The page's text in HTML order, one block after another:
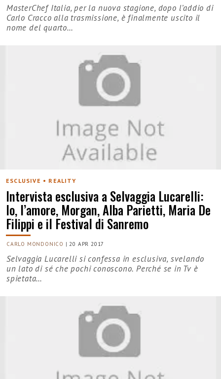
MasterChef Italia, per la nuova stagione, dopo l’addio di
Carlo Cracco alla trasmissione, è finalmente uscito il
nome del quarto…
ESCLUSIVE • REALITY
Intervista esclusiva a Selvaggia Lucarelli:
Io, l’amore, Morgan, Alba Parietti, Maria De
Filippi e il Festival di Sanremo
CARLO MONDONICO |20 APR 2017
Selvaggia Lucarelli si confessa in esclusiva, svelando
un lato di sé che pochi conoscono. Perché se in Tv è
spietata…